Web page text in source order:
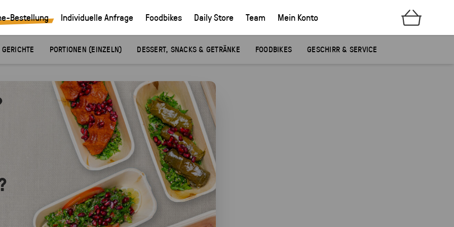
Bestellung Individuelle Anfrage Foodbikes Daily Store Team Mein Konto
PORTIONEN (EINZELN) DESSERT, SNACKS & GETRÄNKE FOODBIKES GESCHIRR & SERVICE